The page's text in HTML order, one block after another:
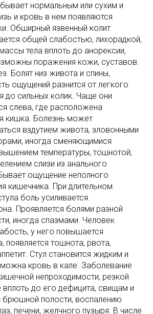
нормальным или сухим и
и кровь в нем появляются
Обширный язвенный колит
общей слабостью, лихорадкой,
тела вплоть до анорексии,
поражения кожи, суставов.
Болят низ живота и спины,
ощущений разнится от легкого
до сильных колик. Чаще они
слева, где расположена
кишка. Болезнь может
вздутием живота, зловонными
иногда сменяющимися
температуры, тошнотой,
слизи из анального
ощущение неполного
кишечника. При длительном
боль усиливается.
Проявляется болями разной
иногда спазмами. Человек
у него повышается
появляется тошнота, рвота,
Стул становится жидким и
кровь в кале. Заболевание
непроходимости, резкой
вплоть до его дефицита, свищам и
брюшной полости, воспалению
печени, желчного пузыря. В числе